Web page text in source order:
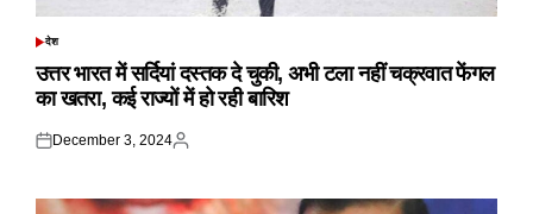
POSTED
देश
उत्तर भारत में सर्दियां दस्तक दे चुकी, अभी टला नहीं चक्रवात फेंगल
का खतरा, कई राज्यों में हो रही बारिश
Posted
December 3, 2024
Posted